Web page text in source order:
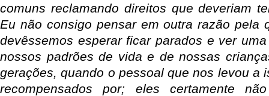
comuns reclamando direitos que deveriam
Eu não consigo pensar em outra razão pela
devêssemos esperar ficar parados e ver
nossos padrões de vida e de nossas
gerações, quando o pessoal que nos levou a
recompensados por; eles certamente